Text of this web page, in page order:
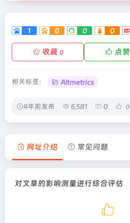
1 0 0 0
收藏 0 点赞
相关标签： Altmetrics
4年前发布 6,581 0 0
网址介绍 常见问题
对文章的影响测量进行综合评估